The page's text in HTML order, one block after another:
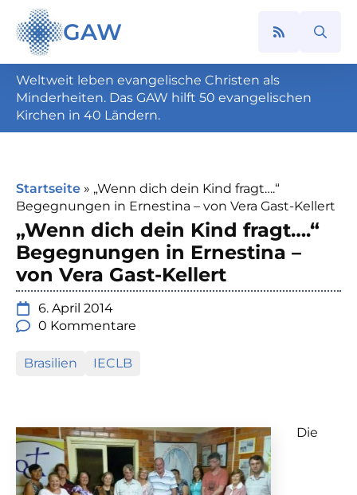
GAW
Search
Weltweit leben evangelische Christen als
Minderheiten. Das GAW hilft 50 evangelischen
Kirchen in 40 Ländern.
Startseite » „Wenn dich dein Kind fragt….“
Begegnungen in Ernestina – von Vera Gast-Kellert
„Wenn dich dein Kind fragt….“
Begegnungen in Ernestina –
von Vera Gast-Kellert
6. April 2014
0 Kommentare
Brasilien IECLB
Die